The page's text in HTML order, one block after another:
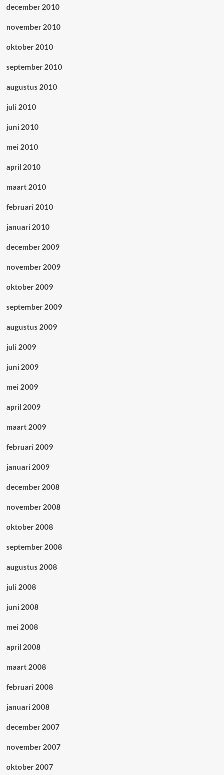
december 2010
november 2010
oktober 2010
september 2010
augustus 2010
juli 2010
juni 2010
mei 2010
april 2010
maart 2010
februari 2010
januari 2010
december 2009
november 2009
oktober 2009
september 2009
augustus 2009
juli 2009
juni 2009
mei 2009
april 2009
maart 2009
februari 2009
januari 2009
december 2008
november 2008
oktober 2008
september 2008
augustus 2008
juli 2008
juni 2008
mei 2008
april 2008
maart 2008
februari 2008
januari 2008
december 2007
november 2007
oktober 2007